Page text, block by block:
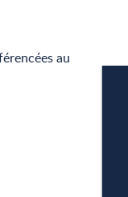
au